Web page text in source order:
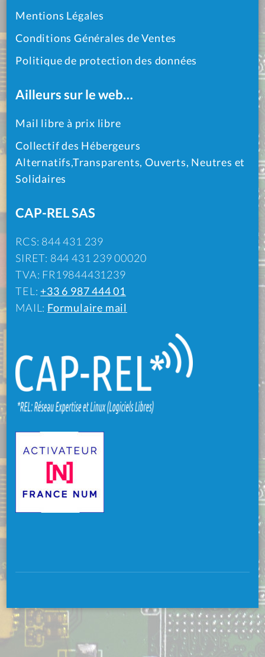
Mentions Légales
Conditions Générales de Ventes
Politique de protection des données
Ailleurs sur le web…
Mail libre à prix libre
Collectif des Hébergeurs
Alternatifs,Transparents, Ouverts, Neutres et
Solidaires
CAP-REL SAS
RCS: 844 431 239
SIRET: 844 431 239 00020
TVA: FR19844431239
TEL: +33 6 987 444 01
MAIL: Formulaire mail